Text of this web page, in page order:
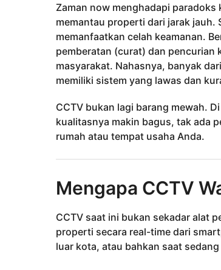
Zaman now menghadapi
memantau properti dari jarak jauh.
memanfaatkan celah keamanan.
pemberatan (curat) dan
masyarakat. Nahasnya, banyak
memiliki sistem yang lawas dan
CCTV bukan lagi barang mewah.
kualitasnya makin bagus, tak ada
rumah atau tempat usaha Anda.
Mengapa CCTV
CCTV saat ini bukan sekadar alat
properti secara real-time dari
luar kota, atau bahkan saat